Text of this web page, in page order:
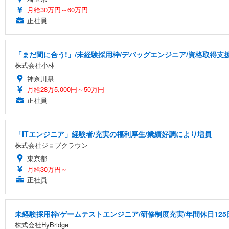
月給30万円～60万円
正社員
「まだ間に合う!」/未経験採用枠/デバッグエンジニア/資格取得支
株式会社小林
神奈川県
月給28万5,000円～50万円
正社員
「ITエンジニア」経験者/充実の福利厚生/業績好調により増員
株式会社ジョブクラウン
東京都
月給30万円～
正社員
未経験採用枠/ゲームテストエンジニア/研修制度充実/年間休日125
株式会社HyBridge